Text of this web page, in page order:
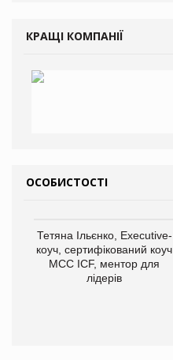
КРАЩІ КОМПАНІЇ
ОСОБИСТОСТІ
Тетяна Ільєнко, Executive-
коуч, сертифікований коуч
МСС ICF, ментор для
лідерів